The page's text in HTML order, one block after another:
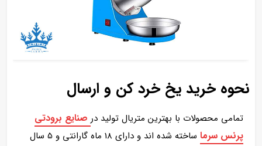
نحوه خرید یخ خرد کن و ارسال
تمامی محصولات با بهترین متریال تولید در صنایع برودتی
پرنس سرما
ساخته شده اند و دارای 18 ماه گارانتی و 5 سال